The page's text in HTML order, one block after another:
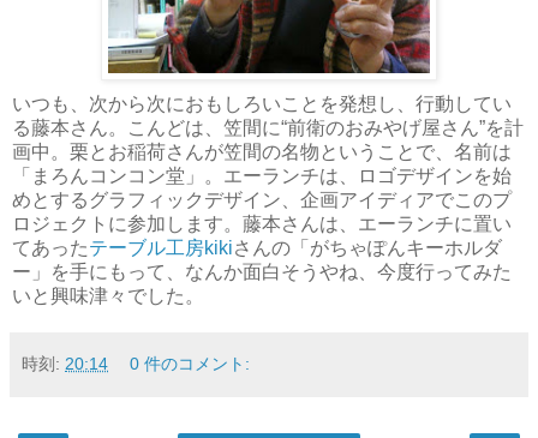
いつも、次から次におもしろいことを発想し、行動してい
る藤本さん。こんどは、笠間に“前衛のおみやげ屋さん”を計
画中。栗とお稲荷さんが笠間の名物ということで、名前は
「まろんコンコン堂」。エーランチは、ロゴデザインを始
めとするグラフィックデザイン、企画アイディアでこのプ
ロジェクトに参加します。藤本さんは、エーランチに置い
てあったテーブル工房kikiさんの「がちゃぽんキーホルダ
ー」を手にもって、なんか面白そうやね、今度行ってみた
いと興味津々でした。
時刻: 20:14 0 件のコメント: